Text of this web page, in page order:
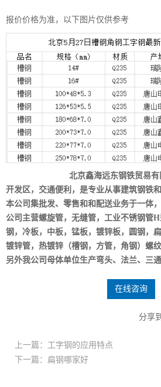
钢材行业报
报价价格为准，以下图片仅供参考
北京鑫海远东钢铁贸易
开发区，交通便利，是专业从事建筑钢铁
本公司集批发、零售和和配送业务于一体
公司主营螺旋管，无缝管，工业不锈钢管
钢，冷板，中板，锰板，镀锌板，圆钢，
镀锌管，热镀锌（槽钢，方管，角钢）螺
另外我公司母体单位生产弯头、法兰、三
在线咨询
分享
上一篇：工字钢的应用特点
下一篇：扁钢哪家好